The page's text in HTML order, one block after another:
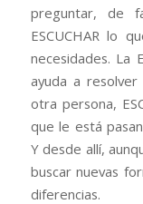
preguntar, de
ESCUCHAR lo
necesidades. La
ayuda a resolver
otra persona,
que le está
Y desde allí,
buscar nuevas
diferencias.